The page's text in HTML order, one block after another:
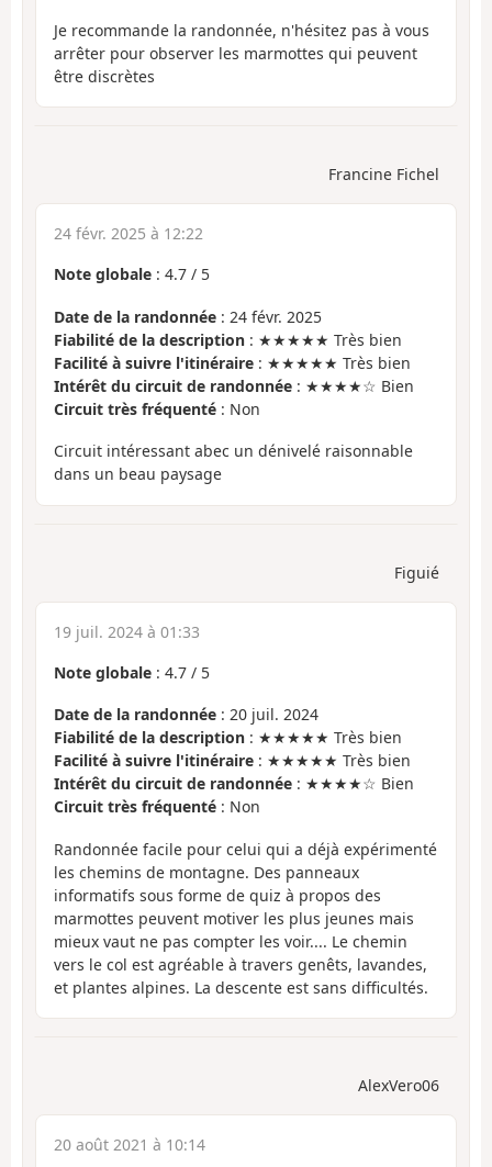
Je recommande la randonnée, n'hésitez pas à vous
arrêter pour observer les marmottes qui peuvent
être discrètes
Francine Fichel
24 févr. 2025 à 12:22
Note globale : 4.7 / 5
Date de la randonnée : 24 févr. 2025
Fiabilité de la description : ★★★★★ Très bien
Facilité à suivre l'itinéraire : ★★★★★ Très bien
Intérêt du circuit de randonnée : ★★★★☆ Bien
Circuit très fréquenté : Non
Circuit intéressant abec un dénivelé raisonnable
dans un beau paysage
Figuié
19 juil. 2024 à 01:33
Note globale : 4.7 / 5
Date de la randonnée : 20 juil. 2024
Fiabilité de la description : ★★★★★ Très bien
Facilité à suivre l'itinéraire : ★★★★★ Très bien
Intérêt du circuit de randonnée : ★★★★☆ Bien
Circuit très fréquenté : Non
Randonnée facile pour celui qui a déjà expérimenté
les chemins de montagne. Des panneaux
informatifs sous forme de quiz à propos des
marmottes peuvent motiver les plus jeunes mais
mieux vaut ne pas compter les voir.... Le chemin
vers le col est agréable à travers genêts, lavandes,
et plantes alpines. La descente est sans difficultés.
AlexVero06
20 août 2021 à 10:14